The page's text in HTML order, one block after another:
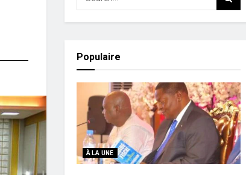
Populaire
À LA UNE